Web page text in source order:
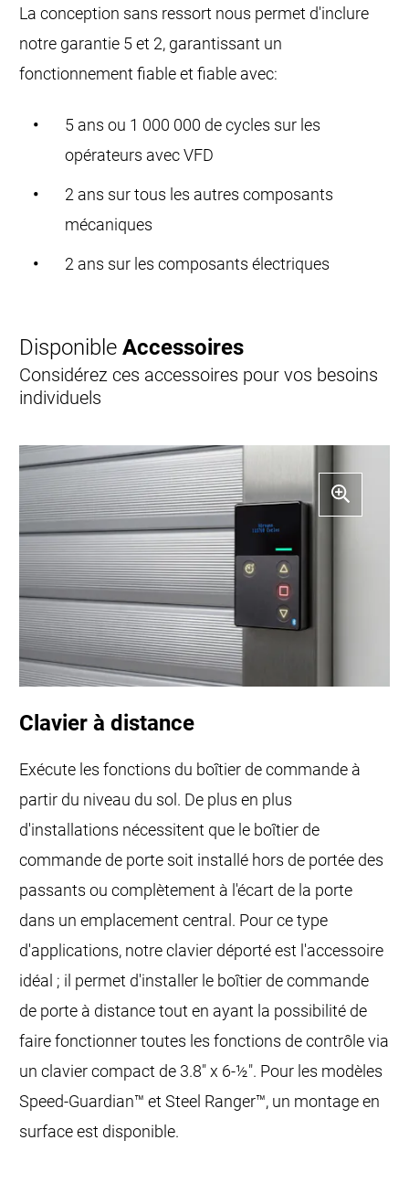
La conception sans ressort nous permet d'inclure
notre garantie 5 et 2, garantissant un
fonctionnement fiable et fiable avec:
5 ans ou 1 000 000 de cycles sur les
opérateurs avec VFD
2 ans sur tous les autres composants
mécaniques
2 ans sur les composants électriques
DisponibleAccessoires
Considérez ces accessoires pour vos besoins
individuels
Clavier à distance
Exécute les fonctions du boîtier de commande à
partir du niveau du sol. De plus en plus
d'installations nécessitent que le boîtier de
commande de porte soit installé hors de portée des
passants ou complètement à l'écart de la porte
dans un emplacement central. Pour ce type
d'applications, notre clavier déporté est l'accessoire
idéal ; il permet d'installer le boîtier de commande
de porte à distance tout en ayant la possibilité de
faire fonctionner toutes les fonctions de contrôle via
un clavier compact de 3.8" x 6-½". Pour les modèles
Speed-Guardian™ et Steel Ranger™, un montage en
surface est disponible.